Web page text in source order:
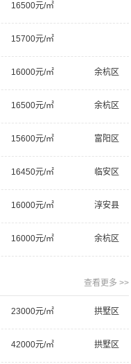
16500元/㎡
15700元/㎡
16000元/㎡ 余杭区
16500元/㎡ 余杭区
15600元/㎡ 富阳区
16450元/㎡ 临安区
16000元/㎡ 淳安县
16000元/㎡ 余杭区
查看更多 >>
23000元/㎡ 拱墅区
42000元/㎡ 拱墅区